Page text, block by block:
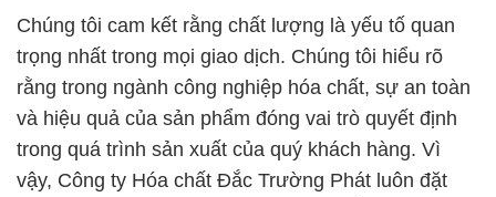
trong quá trình sản xuất của quý khách hàng. Vì
vậy, Công ty Hóa chất Đắc Trường Phát luôn đặt
chất lượng lên hàng đầu và đảm bảo rằng tất cả các
sản phẩm hóa chất mà chúng tôi cung cấp tuân thủ
các tiêu chuẩn chất lượng cao nhất.
Chúng tôi tự hào là đối tác đáng tin cậy trong ngành